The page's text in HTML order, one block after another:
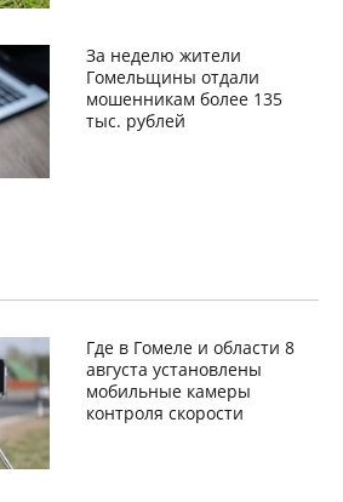
За неделю жители
Гомельщины отдали
мошенникам более 135
тыс. рублей
Где в Гомеле и области 8
августа установлены
мобильные камеры
контроля скорости